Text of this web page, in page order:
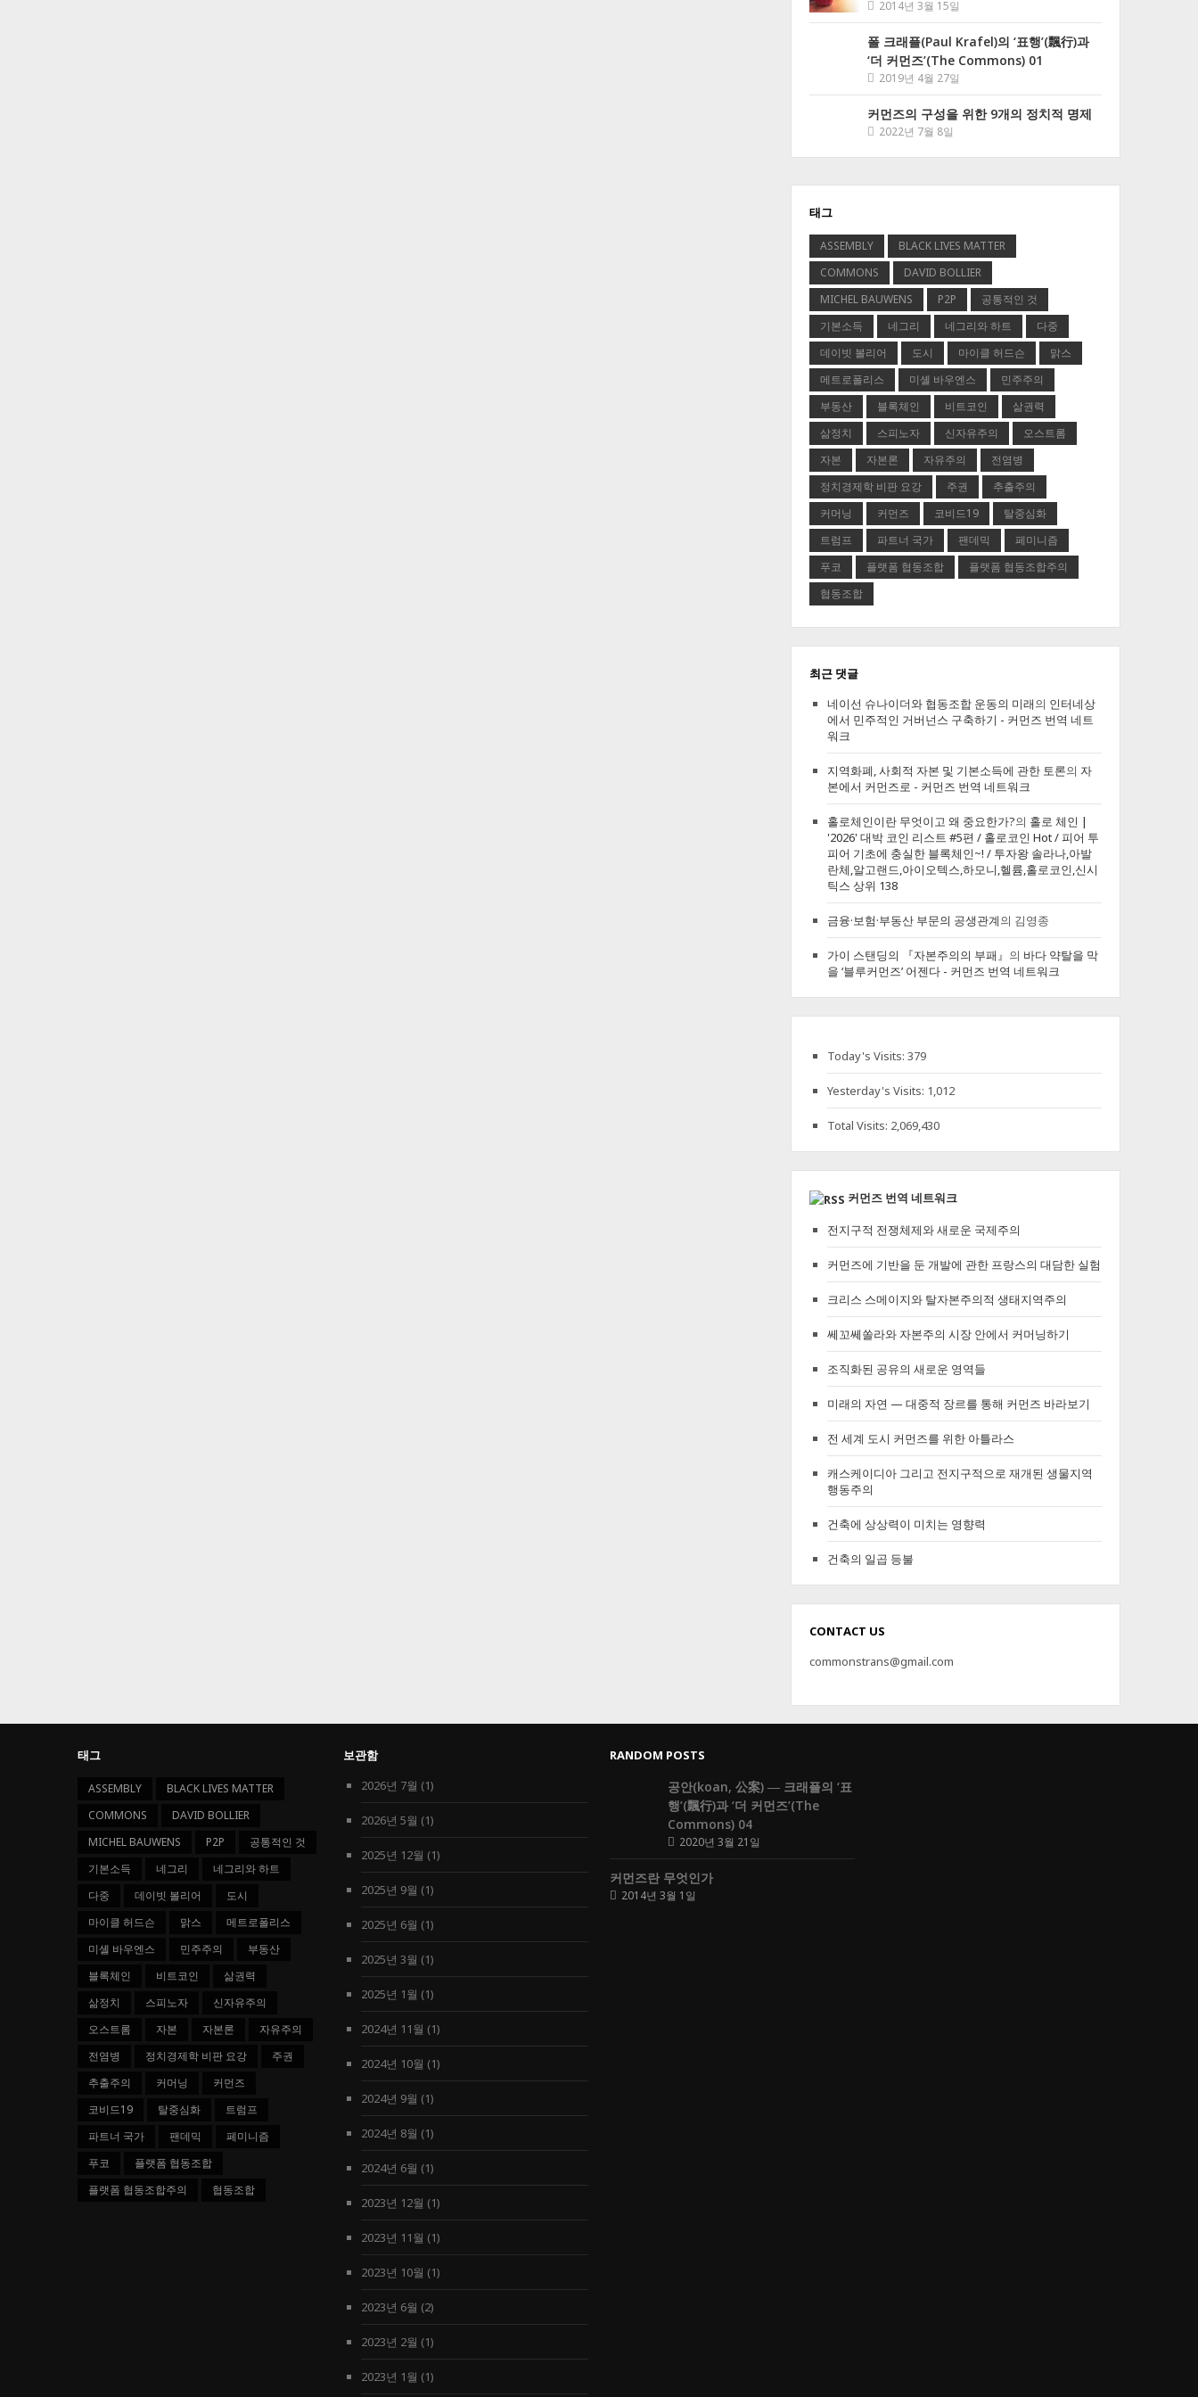
2014년 3월 15일
폴 크래플(Paul Krafel)의 ‘표행’(飄行)과
‘더 커먼즈’(The Commons) 01
2019년 4월 27일
커먼즈의 구성을 위한 9개의 정치적 명제
2022년 7월 8일
태그
ASSEMBLY
BLACK LIVES MATTER
COMMONS
DAVID BOLLIER
MICHEL BAUWENS
P2P
공통적인 것
기본소득
네그리 네그리와 하트
다중
데이빗 볼리어
도시 마이클 허드슨
맑스
메트로폴리스
미셸 바우엔스
민주주의
부동산
블록체인 비트코인
삶권력
삶정치
스피노자 신자유주의
오스트롬
자본
자본론 자유주의
전염병
정치경제학 비판 요강
주권
추출주의
커머닝
커먼즈 코비드19
탈중심화
트럼프
파트너 국가 팬데믹
페미니즘
푸코
플랫폼 협동조합
플랫폼 협동조합주의
협동조합
최근 댓글
네이선 슈나이더와 협동조합 운동의 미래의 인터네상
에서 민주적인 거버넌스 구축하기 - 커먼즈 번역 네트
워크
지역화폐, 사회적 자본 및 기본소득에 관한 토론의 자
본에서 커먼즈로 - 커먼즈 번역 네트워크
홀로체인이란 무엇이고 왜 중요한가?의 홀로 체인 |
'2026' 대박 코인 리스트 #5편 / 홀로코인 Hot / 피어 투
피어 기초에 충실한 블록체인~! / 투자왕 솔라나,아발
란체,알고랜드,아이오텍스,하모니,헬륨,홀로코인,신시
틱스 상위 138
금융·보험·부동산 부문의 공생관계의 김영종
가이 스탠딩의 『자본주의의 부패』 의 바다 약탈을 막
을 ‘블루커먼즈’ 어젠다 - 커먼즈 번역 네트워크
Today's Visits:379
Yesterday's Visits: 1,012
Total Visits: 2,069,430
커먼즈 번역 네트워크
전지구적 전쟁체제와 새로운 국제주의
커먼즈에 기반을 둔 개발에 관한 프랑스의 대담한 실험
크리스 스메이지와 탈자본주의적 생태지역주의
쎄꼬쎄쏠라와 자본주의 시장 안에서 커머닝하기
조직화된 공유의 새로운 영역들
미래의 자연 — 대중적 장르를 통해 커먼즈 바라보기
전 세계 도시 커먼즈를 위한 아틀라스
캐스케이디아 그리고 전지구적으로 재개된 생물지역
행동주의
건축에 상상력이 미치는 영향력
건축의 일곱 등불
CONTACT US
commonstrans@gmail.com
태그
ASSEMBLY
BLACK LIVES MATTER
COMMONS
DAVID BOLLIER
MICHEL BAUWENS
P2P
공통적인 것
기본소득
네그리
네그리와 하트
다중
데이빗 볼리어
도시
마이클 허드슨
맑스
메트로폴리스
미셸 바우엔스
민주주의
부동산
블록체인
비트코인
삶권력
삶정치
스피노자
신자유주의
오스트롬
자본 자본론
자유주의
전염병
정치경제학 비판 요강
주권
추출주의
커머닝
커먼즈
코비드19
탈중심화
트럼프
파트너 국가
팬데믹
페미니즘
푸코
플랫폼 협동조합
플랫폼 협동조합주의
협동조합
보관함
2026년 7월 (1)
2026년 5월 (1)
2025년 12월 (1)
2025년 9월 (1)
2025년 6월 (1)
2025년 3월 (1)
2025년 1월 (1)
2024년 11월 (1)
2024년 10월 (1)
2024년 9월 (1)
2024년 8월 (1)
2024년 6월 (1)
2023년 12월 (1)
2023년 11월 (1)
2023년 10월 (1)
2023년 6월 (2)
2023년 2월 (1)
2023년 1월 (1)
RANDOM POSTS
공안(koan, 公案) ― 크래플의 ‘표
행’(飄行)과 ‘더 커먼즈’(The
Commons) 04
2020년 3월 21일
커먼즈란 무엇인가
2014년 3월 1일